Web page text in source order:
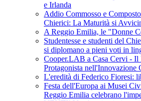
e Irlanda
Addio Commosso e
Chierici: La Maturità si
A Reggio Emilia, le "Donne
Studentesse e studenti del
si diplomano a pieni voti in
Cooper.LAB a Casa Cervi -
Protagonista nell'Innovazione
L'eredità di Federico Fioresi:
Festa dell'Europa ai Musei
Reggio Emilia celebrano